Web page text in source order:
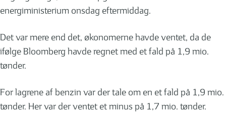
energiministerium onsdag eftermiddag.
Det var mere end det, økonomerne havde ventet, da de
ifølge Bloomberg havde regnet med et fald på 1,9 mio.
tønder.
For lagrene af benzin var der tale om en et fald på 1,9 mio.
tønder. Her var der ventet et minus på 1,7 mio. tønder.